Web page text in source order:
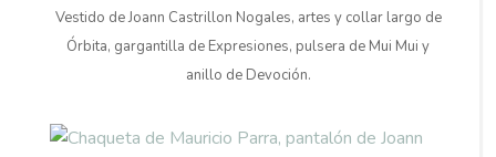
Vestido de Joann Castrillon Nogales, artes y collar largo de
Órbita, gargantilla de Expresiones, pulsera de Mui Mui y
anillo de Devoción.